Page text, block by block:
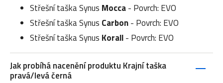
Střešní taška Synus Mocca- Povrch: EVO
Střešní taška Synus Carbon- Povrch: EVO
Střešní taška Synus Korall- Povrch: EVO
Jak probíhá nacenění produktu Krajní taška
pravá/levá černá